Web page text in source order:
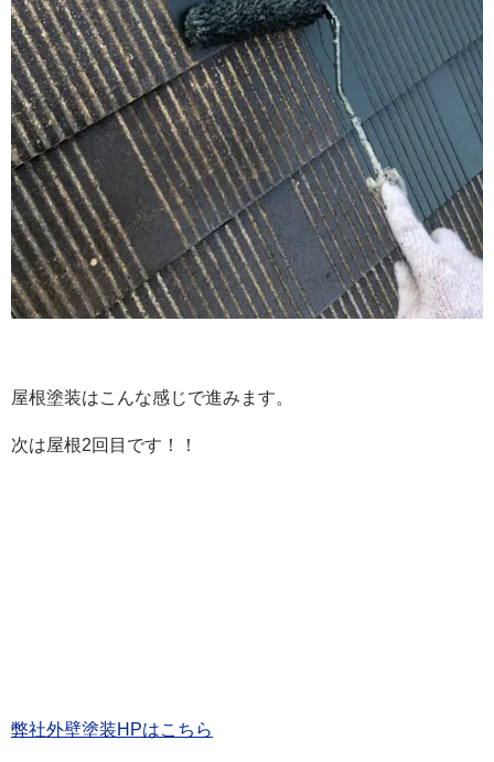
屋根塗装はこんな感じで進みます。
次は屋根2回目です！！
弊社外壁塗装HPはこちら